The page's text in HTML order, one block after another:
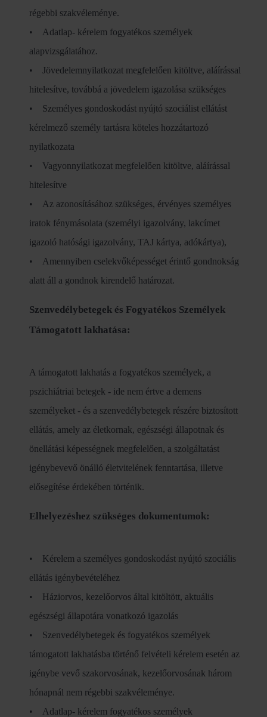
régebbi szakvéleménye.
• Adatlap- kérelem fogyatékos személyek
alapvizsgálatához.
• Jövedelemnyilatkozat megfelelően kitöltve, aláírással
hitelesítve, továbbá a jövedelem igazolása szükséges
• Személyes gondoskodást nyújtó szociálist ellátást
kérelmező személy tartásra köteles hozzátartozó
nyilatkozata
• Vagyonnyilatkozat megfelelően kitöltve, aláírással
hitelesítve
• Az azonosításához szükséges, érvényes személyes
iratok fénymásolata (személyi igazolvány, lakcímet
igazoló hatósági igazolvány, TAJ kártya, adókártya),
• Amennyiben cselekvőképességet érintő gondnokság
alatt áll a gondnok kirendelő határozat.
Szenvedélybetegek és Fogyatékos Személyek
Támogatott lakhatása:
A támogatott lakhatás a fogyatékos személyek, a
pszichiátriai betegek - ide nem értve a demens
személyeket - és a szenvedélybetegek részére biztosított
ellátás, amely az életkornak, egészségi állapotnak és
önellátási képességnek megfelelően, a szolgáltatást
igénybevevő önálló életvitelének fenntartása, illetve
elősegítése érdekében történik.
Elhelyezéshez szükséges dokumentumok:
• Kérelem a személyes gondoskodást nyújtó szociális
ellátás igénybevételéhez
• Háziorvos, kezelőorvos által kitöltött, aktuális
egészségi állapotára vonatkozó igazolás
• Szenvedélybetegek és fogyatékos személyek
támogatott lakhatásba történő felvételi kérelem esetén az
igénybe vevő szakorvosának, kezelőorvosának három
hónapnál nem régebbi szakvéleménye.
• Adatlap- kérelem fogyatékos személyek